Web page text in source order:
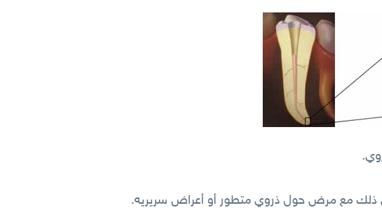
ذلك مع مرض حول ذروي متطور أو أعراض سريريه.